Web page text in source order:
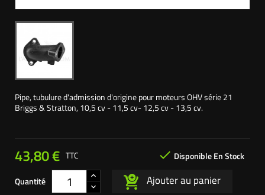
Pipe, tubulure d'admission d'origine pour moteurs OHV série 21
Briggs & Stratton, 10,5 cv - 11,5 cv- 12,5 cv - 13,5 cv.
43,80 €  Disponible En Stock
TTC
Quantité Ajouter au panier